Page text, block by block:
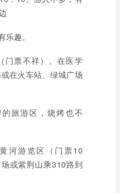
趣。
门票不祥）。在医学
在火车站、绿城广场
旅游区，烧烤也不
河游览区（门票10
或紫荆山乘310路到